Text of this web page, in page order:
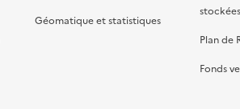
Géomatique et statistiques
stockées
Plan de
Fonds